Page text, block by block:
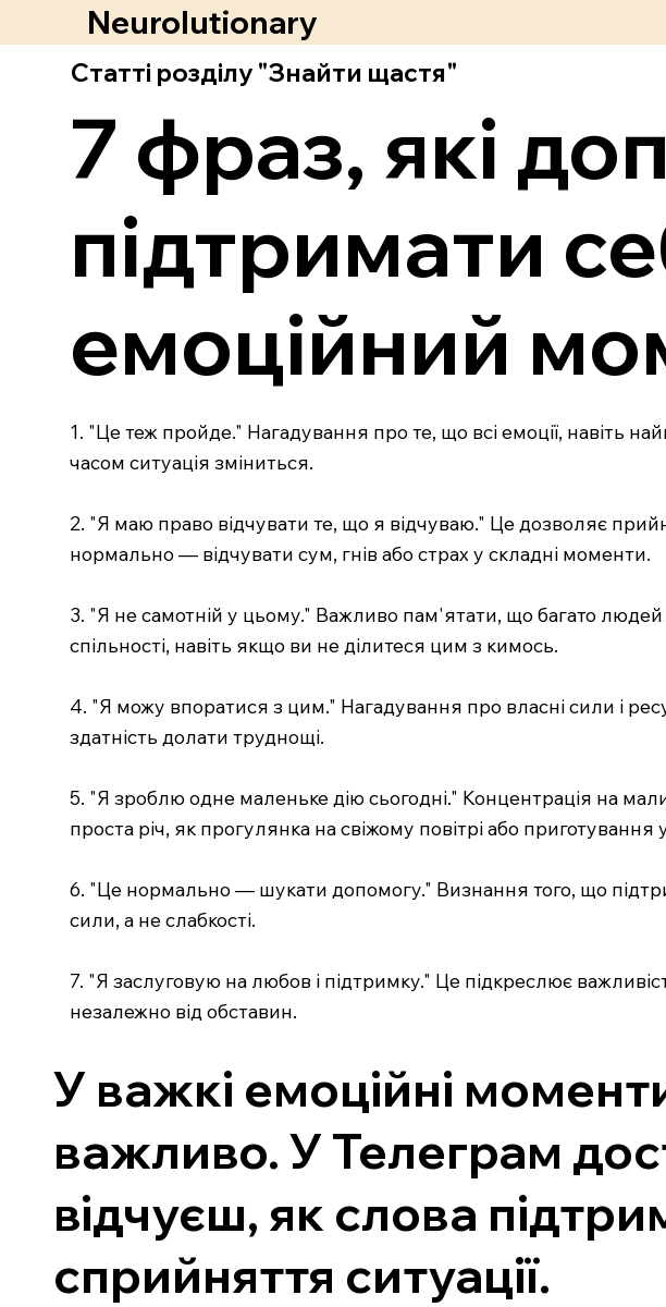
Neurolutionary
Статті розділу "Знайти щастя"
7 фраз, які
підтримати
емоційний
1. "Це теж пройде." Нагадування про те, що всі емоції, навіть
часом ситуація зміниться.
2. "Я маю право відчувати те, що я відчуваю." Це дозволяє
нормально — відчувати сум, гнів або страх у складні моменти.
3. "Я не самотній у цьому." Важливо пам'ятати, що багато
спільності, навіть якщо ви не ділитеся цим з кимось.
4. "Я можу впоратися з цим." Нагадування про власні сили і
здатність долати труднощі.
5. "Я зроблю одне маленьке дію сьогодні." Концентрація на
проста річ, як прогулянка на свіжому повітрі або приготування
6. "Це нормально — шукати допомогу." Визнання того, що
сили, а не слабкості.
7. "Я заслуговую на любов і підтримку." Це підкреслює
незалежно від обставин.
У важкі емоційні
важливо. У Телеграм
відчуєш, як слова
сприйняття ситуації.